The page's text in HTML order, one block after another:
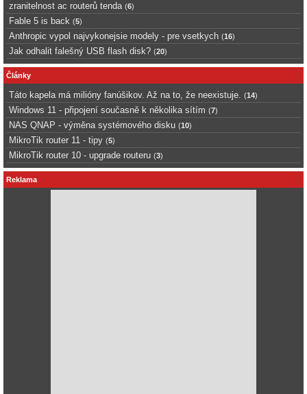
zranitelnost ac routerů tenda (6)
Fable 5 is back (5)
Anthropic vypol najvykonejsie modely - pre vsetkych (16)
Jak odhalit falešný USB flash disk? (20)
Články
Táto kapela má milióny fanúšikov. Až na to, že neexistuje. (14)
Windows 11 - připojení současně k několika sítím (7)
NAS QNAP - výměna systémového disku (10)
MikroTik router 11 - tipy (5)
MikroTik router 10 - upgrade routeru (3)
Reklama